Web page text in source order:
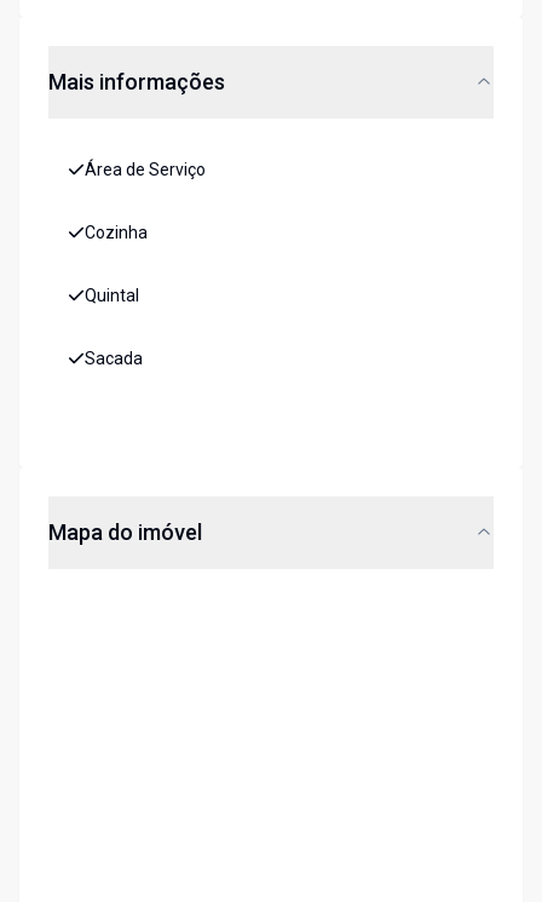
Mais informações
Área de Serviço
Cozinha
Quintal
Sacada
Mapa do imóvel